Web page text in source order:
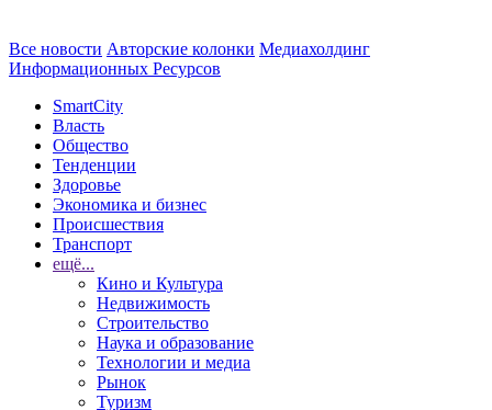
Все новости Авторские колонки Медиахолдинг
Информационных Ресурсов
SmartCity
Власть
Общество
Тенденции
Здоровье
Экономика и бизнес
Происшествия
Транспорт
ещё...
Кино и Культура
Недвижимость
Строительство
Наука и образование
Технологии и медиа
Рынок
Туризм